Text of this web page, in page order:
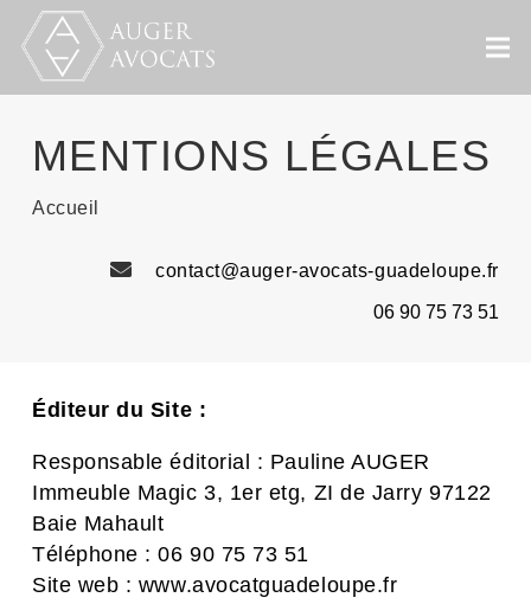
MENTIONS LÉGALES
Accueil
contact@auger-avocats-guadeloupe.fr
06 90 75 73 51
Éditeur du Site :
Responsable éditorial : Pauline AUGER
Immeuble Magic 3, 1er etg, ZI de Jarry 97122
Baie Mahault
Téléphone : 06 90 75 73 51
Site web : www.avocatguadeloupe.fr